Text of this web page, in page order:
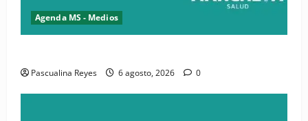
Agenda MS - Medios
Pascualina Reyes 6 agosto, 2026 0